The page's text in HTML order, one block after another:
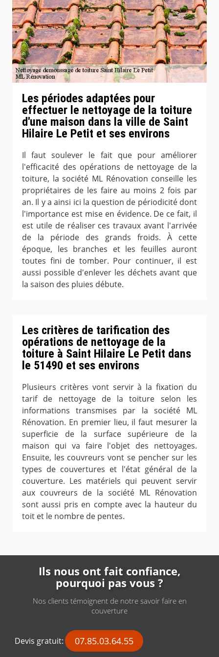
Les périodes adaptées pour
effectuer le nettoyage de la toiture
d'une maison dans la ville de Saint
Hilaire Le Petit et ses environs
Il faut soulever le fait que pour améliorer
l'efficacité des opérations de nettoyage de la
toiture, la société ML Rénovation conseille les
propriétaires de les faire au moins 2 fois par
an. Il y a ainsi ici la question de périodicité dont
l'importance est mise en évidence. De ce fait, il
est utile de réaliser ces travaux avant l'arrivée
de la période des grands froids. À cette
époque, les branches et les feuilles auront
toutes fini de tomber. Pour continuer, il est
aussi possible d'enlever les déchets avant que
la saison des pluies débute.
Les critères de tarification des
opérations de nettoyage de la
toiture à Saint Hilaire Le Petit dans
le 51490 et ses environs
Plusieurs critères vont servir à la fixation du
tarif de nettoyage de la toiture selon les
informations transmises par la société ML
Rénovation. En premier lieu, il faut mesurer la
superficie de la surface supérieure de la
maison qui va faire l'objet des nettoyages.
Ensuite, les couvreurs vont se pencher sur les
types de couvertures et l'état général de la
couverture. Les matériels qui peuvent servir
aux couvreurs de la société ML Rénovation
sont aussi pris en compte avec la hauteur du
toit et le nombre de pentes.
Ils nous ont fait confiance,
pourquoi pas vous ?
Nos clients témoignent de notre savoir faire en
couverture
Devis gratuit: 07.85.03.64.55